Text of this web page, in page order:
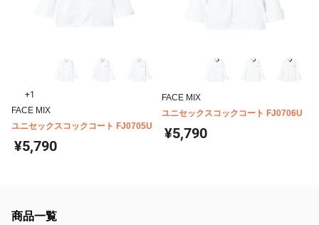
+1
FACE MIX
ユニセックスコックコート FJ0705U
¥5,790
FACE MIX
ユニセックスコックコート FJ0706U
¥5,790
商品一覧